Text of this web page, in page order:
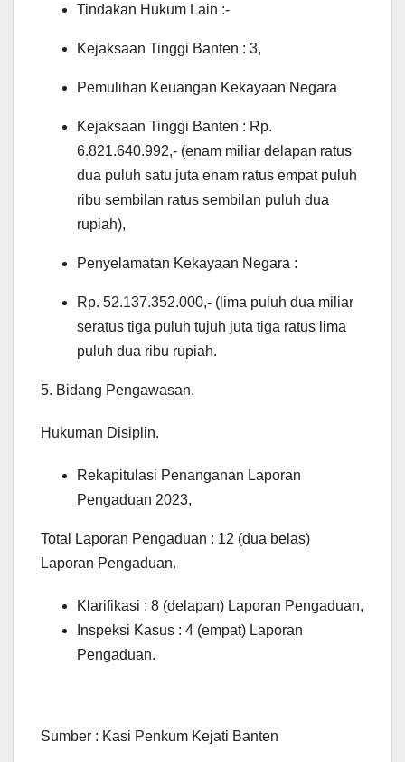
Tindakan Hukum Lain :-
Kejaksaan Tinggi Banten : 3,
Pemulihan Keuangan Kekayaan Negara
Kejaksaan Tinggi Banten : Rp.
6.821.640.992,- (enam miliar delapan ratus
dua puluh satu juta enam ratus empat puluh
ribu sembilan ratus sembilan puluh dua
rupiah),
Penyelamatan Kekayaan Negara :
Rp. 52.137.352.000,- (lima puluh dua miliar
seratus tiga puluh tujuh juta tiga ratus lima
puluh dua ribu rupiah.
5. Bidang Pengawasan.
Hukuman Disiplin.
Rekapitulasi Penanganan Laporan
Pengaduan 2023,
Total Laporan Pengaduan : 12 (dua belas)
Laporan Pengaduan.
Klarifikasi : 8 (delapan) Laporan Pengaduan,
Inspeksi Kasus : 4 (empat) Laporan
Pengaduan.
Sumber : Kasi Penkum Kejati Banten